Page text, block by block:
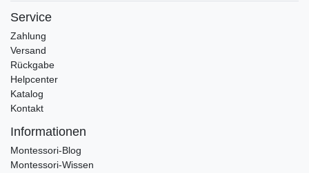
Service
Zahlung
Versand
Rückgabe
Helpcenter
Katalog
Kontakt
Informationen
Montessori-Blog
Montessori-Wissen